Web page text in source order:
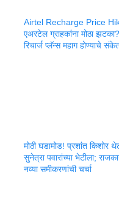
Airtel Recharge Price
एअरटेल ग्राहकांना मोठा झटका?
रिचार्ज प्लॅन्स महाग होण्याचे
मोठी घडामोड! प्रशांत किशोर
सुनेत्रा पवारांच्या भेटीला;
नव्या समीकरणांची चर्चा